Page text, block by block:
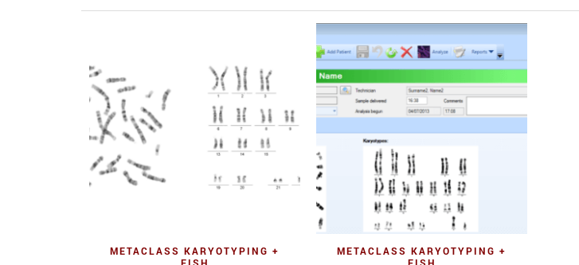
Quick View
METACLASS KARYOTYPING +
Quick View
METACLASS KARYOTYPING +